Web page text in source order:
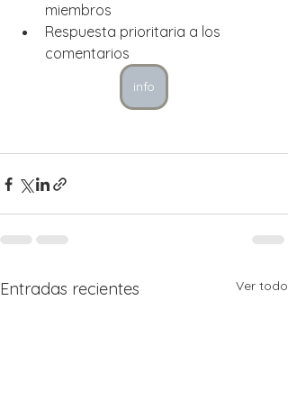
miembros
Respuesta prioritaria a los
comentarios
info
Entradas recientes Ver todo